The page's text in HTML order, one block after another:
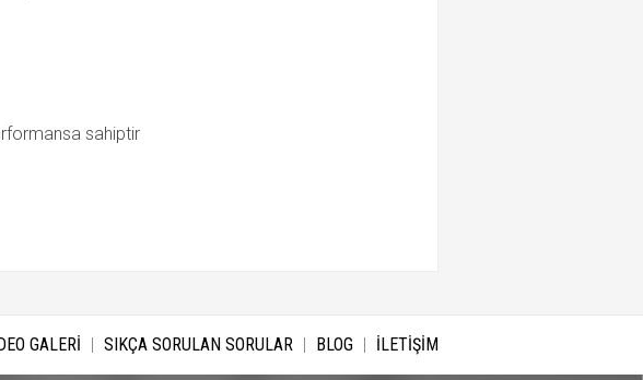
sahiptir
GALERİ SIKÇA SORULAN SORULAR BLOG İLETİŞİM